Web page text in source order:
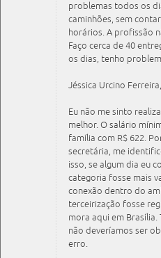
problemas todos os
caminhões, sem
horários. A profissão
Faço cerca de 40
os dias, tenho
Jéssica Urcino
Eu não me sinto
melhor. O salário
família com R$ 622.
secretária, me
isso, se algum dia eu
categoria fosse mais
conexão dentro do
terceirização fosse
mora aqui em
não deveríamos ser
erro.